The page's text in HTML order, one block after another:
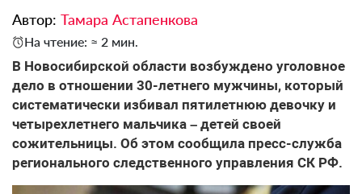
Автор: Тамара Астапенкова
На чтение: ≈ 2 мин.
В Новосибирской области возбуждено уголовное
дело в отношении 30-летнего мужчины, который
систематически избивал пятилетнюю девочку и
четырехлетнего мальчика – детей своей
сожительницы. Об этом сообщила пресс-служба
регионального следственного управления СК РФ.